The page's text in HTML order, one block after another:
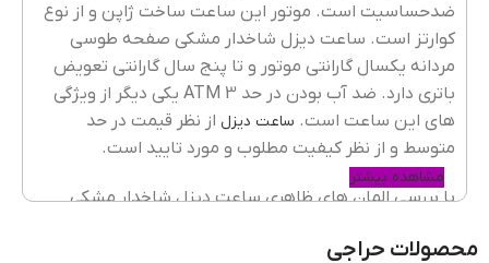
جنس شیشه کریستال معدنی
نوع قفل سه تکه
جنس قفل فلزی
جنس بند فلزی استیل
ضدحساسیت است. موتور این ساعت ساخت ژاپن و از نوع
کوارتز است. ساعت دیزل شاخدار مشکی صفحه طوسی
مردانه یکسال گارانتی موتور و تا پنج سال گارانتی تعویض
باتری دارد. ضد آب بودن در حد 3 ATM یکی دیگر از ویژگی
های این ساعت است. ساعت دیزل از نظر قیمت در حد
متوسط و از نظر کیفیت مطلوب و مورد تایید است.
با بررسی المان های ظاهری ساعت دیزل شاخدار مشکی
استایل کلاسیک است. گرچه
مشاهده بیشتر
محصولات حراجی